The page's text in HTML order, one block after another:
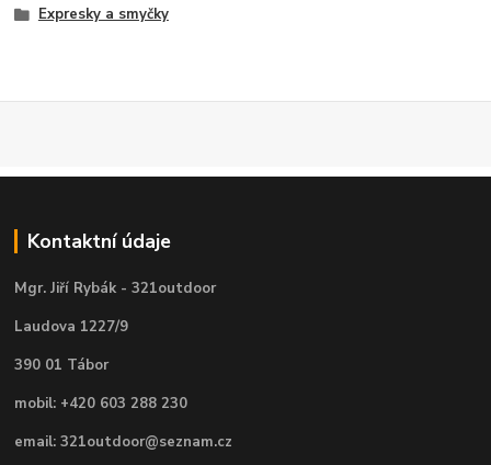
Expresky a smyčky
Kontaktní údaje
Mgr. Jiří Rybák - 321outdoor
Laudova 1227/9
390 01 Tábor
mobil: +420 603 288 230
email: 321outdoor@seznam.cz